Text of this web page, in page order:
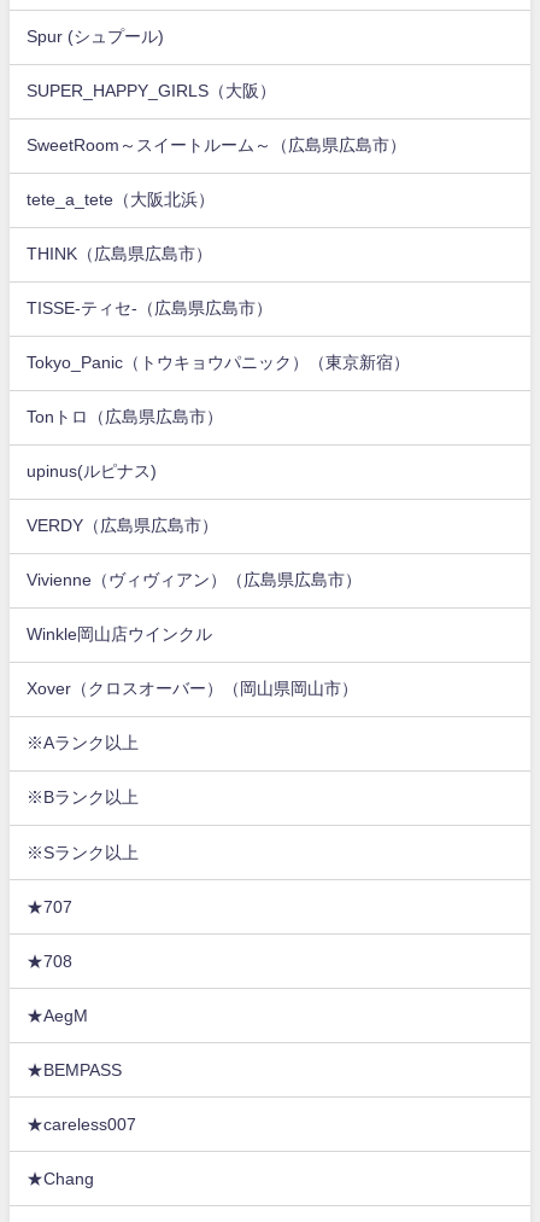
Spur (シュプール)
SUPER_HAPPY_GIRLS（大阪）
SweetRoom～スイートルーム～（広島県広島市）
tete_a_tete（大阪北浜）
THINK（広島県広島市）
TISSE-ティセ-（広島県広島市）
Tokyo_Panic（トウキョウパニック）（東京新宿）
Tonトロ（広島県広島市）
upinus(ルピナス)
VERDY（広島県広島市）
Vivienne（ヴィヴィアン）（広島県広島市）
Winkle岡山店ウインクル
Xover（クロスオーバー）（岡山県岡山市）
※Aランク以上
※Bランク以上
※Sランク以上
★707
★708
★AegM
★BEMPASS
★careless007
★Chang